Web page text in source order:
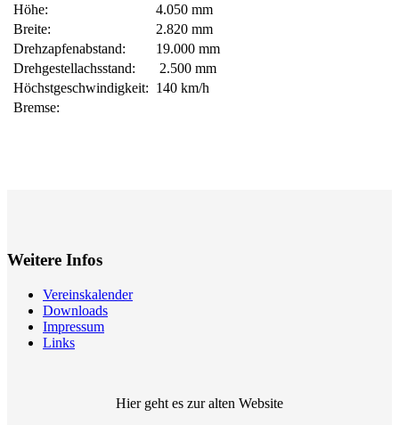
Höhe:
4.050 mm
Breite:
2.820 mm
Drehzapfenabstand:
19.000 mm
Drehgestellachsstand:
2.500 mm
Höchstgeschwindigkeit: 140 km/h
Bremse:
Weitere Infos
Vereinskalender
Downloads
Impressum
Links
Hier geht es zur alten Website